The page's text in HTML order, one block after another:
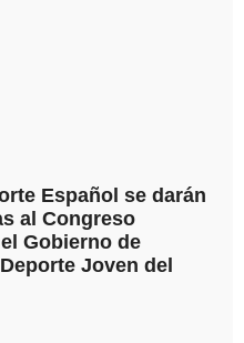
Español se darán
al Congreso
Gobierno de
Joven del